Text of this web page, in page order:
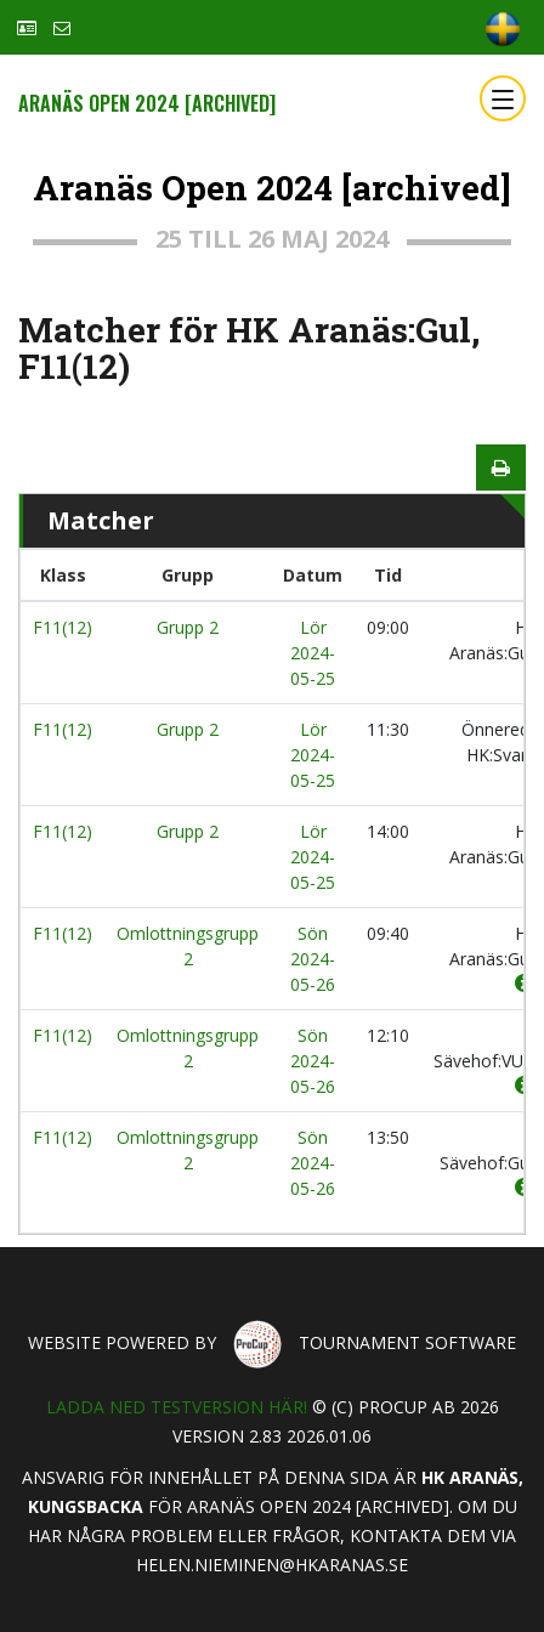
ARANÄS OPEN 2024 [ARCHIVED]
Aranäs Open 2024 [archived]
25 TILL 26 MAJ 2024
Matcher för HK Aranäs:Gul,
F11(12)
Matcher
Klass Grupp Datum Tid
F11(12) Grupp 2
Lör
2024-
05-25
09:00
HK
Aranäs:Gul
F11(12) Grupp 2
Lör
2024-
05-25
11:30
Önnereds
HK:Svart
F11(12) Grupp 2
Lör
2024-
05-25
14:00
HK
Aranäs:Gul
F11(12)
Omlottningsgrupp
2
Sön
2024-
05-26
09:40
HK
Aranäs:Gul
F11(12)
Omlottningsgrupp
2
Sön
2024-
05-26
12:10
Sävehof:VU2
F11(12)
Omlottningsgrupp
2
Sön
2024-
05-26
13:50
Sävehof:Gul
WEBSITE POWERED BY TOURNAMENT SOFTWARE
LADDA NED TESTVERSION HÄR! © (C) PROCUP AB 2026
VERSION 2.83 2026.01.06
ANSVARIG FÖR INNEHÅLLET PÅ DENNA SIDA ÄR HK ARANÄS,
KUNGSBACKAFÖR ARANÄS OPEN 2024 [ARCHIVED]. OM DU
HAR NÅGRA PROBLEM ELLER FRÅGOR, KONTAKTA DEM VIA
HELEN.NIEMINEN@HKARANAS.SE